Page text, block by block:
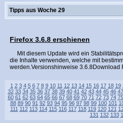
Tipps aus Woche 29
Firefox 3.6.8 erschienen
Mit diesem Update wird ein
die Inhalte verwenden, welche mit
werden.Versionshinweise 3.6.8Download
1 2 3 4 5 6 7 8 9 10 11 12 13 14 15 16 17 18 19
32 33 34 35 36 37 38 39 40 41 42 43 44 45 46 47
60 61 62 63 64 65 66 67 68 69 70 71 72 73 74 75
88 89 90 91 92 93 94 95 96 97 98 99 100 101
111 112 113 114 115 116 117 118 119 120 121
131 132 133